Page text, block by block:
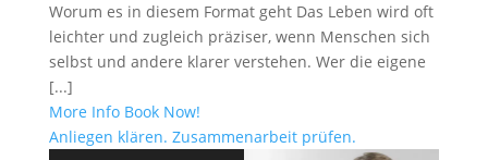
Worum es in diesem Format geht Das Leben wird oft
leichter und zugleich präziser, wenn Menschen sich
selbst und andere klarer verstehen. Wer die eigene
[...]
More Info Book Now!
Anliegen klären. Zusammenarbeit prüfen.